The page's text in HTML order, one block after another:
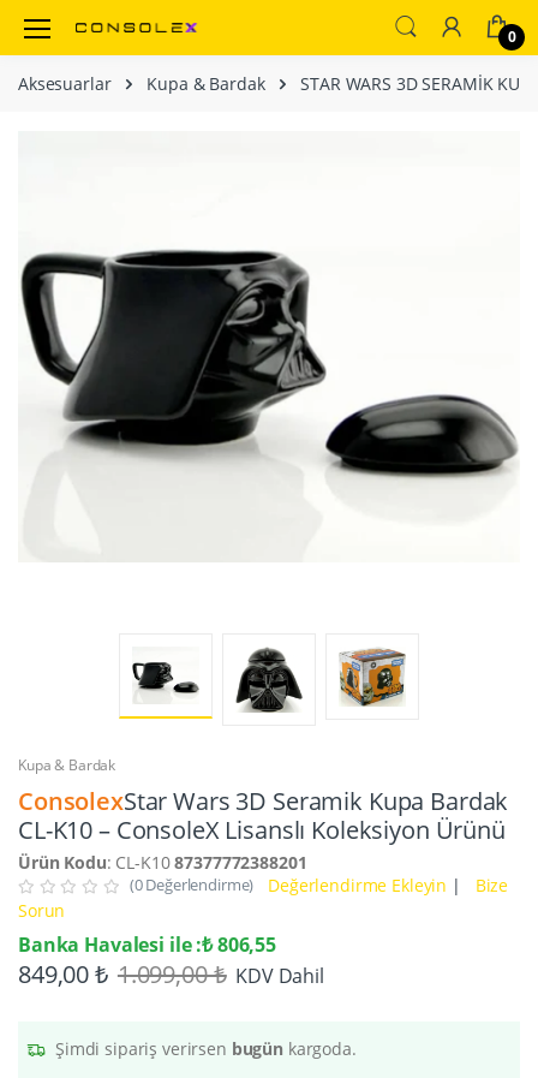
0
Aksesuarlar Kupa & Bardak STAR WARS 3D SERAMİK
Kupa & Bardak
ConsolexStar Wars 3D Seramik Kupa Bardak
CL-K10 – ConsoleX Lisanslı Koleksiyon Ürünü
Ürün Kodu: CL-K1087377772388201
(0 Değerlendirme) Değerlendirme Ekleyin |
Bize
Sorun
Banka Havalesi ile :₺ 806,55
849,00 ₺ 1.099,00 ₺KDV Dahil
Şimdi sipariş verirsen bugün kargoda.